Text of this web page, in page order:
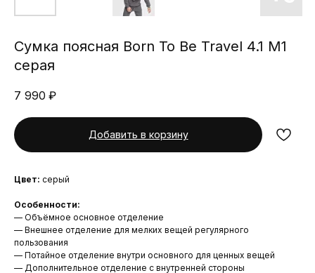
Сумка поясная Born To Be Travel 4.1 M1
серая
7 990 ₽
Добавить в корзину
Цвет: серый
Особенности:
— Объёмное основное отделение
— Внешнее отделение для мелких вещей регулярного
пользования
— Потайное отделение внутри основного для ценных вещей
— Дополнительное отделение с внутренней стороны